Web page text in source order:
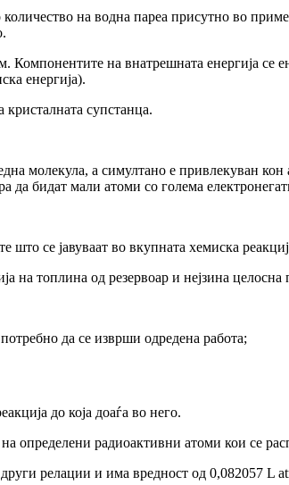
количество на водна пареа присутно во
Компонентите на внатрешната енергија се
енергија).
кристалната супстанца.
молекула, а симултано е привлекуван кон
да бидат мали атоми со голема
што се јавуваат во вкупната хемиска
на топлина од резервоар и нејзина целосна
да се изврши одредена работа;
до која доаѓа во него.
определени радиоактивни атоми кои се
други релации и има вредност од 0,082057 L